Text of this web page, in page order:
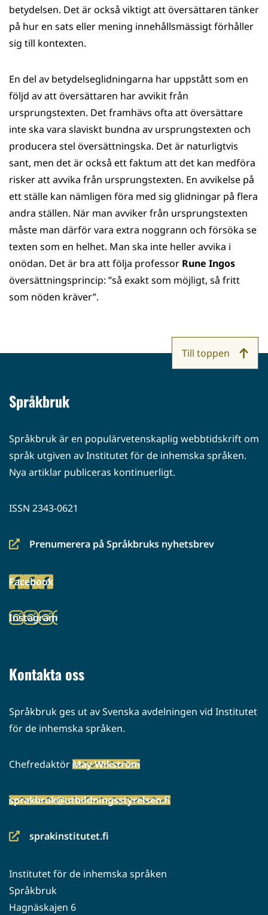
betydelsen. Det är också viktigt att översättaren tänker
på hur en sats eller mening innehållsmässigt förhåller
sig till kontexten.
En del av betydelseglidningarna har uppstått som en
följd av att översättaren har avvikit från
ursprungstexten. Det framhävs ofta att översättare
inte ska vara slaviskt bundna av ursprungstexten och
producera stel översättningska. Det är naturligtvis
sant, men det är också ett faktum att det kan medföra
risker att avvika från ursprungstexten. En avvikelse på
ett ställe kan nämligen föra med sig glidningar på flera
andra ställen. När man avviker från ursprungstexten
måste man därför vara extra noggrann och försöka se
texten som en helhet. Man ska inte heller avvika i
onödan. Det är bra att följa professor Rune Ingos
översättningsprincip: ”så exakt som möjligt, så fritt
som nöden kräver”.
Språkbruk
Språkbruk är en populärvetenskaplig webbtidskrift om
språk utgiven av Institutet för de inhemska språken.
Nya artiklar publiceras kontinuerligt.
ISSN 2343-0621
Prenumerera på Språkbruks nyhetsbrev
(siirryt
palveluun)
Facebook
(siirryt
palveluun)
Instagram
(siirryt
Kontakta oss
Språkbruk ges ut av Svenska avdelningen vid Institutet
för de inhemska språken.
ChefredaktörMay Wikström
sprakbruk@utbildningsstyrelsen.fi
sprakinstitutet.fi
(siirryt
palveluun)
Institutet för de inhemska språken
Språkbruk
Hagnäskajen 6
Till toppen